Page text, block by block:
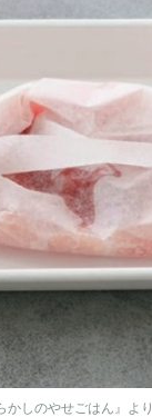
かしのやせごはん』より